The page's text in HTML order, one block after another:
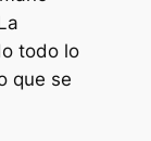
todo lo
que se